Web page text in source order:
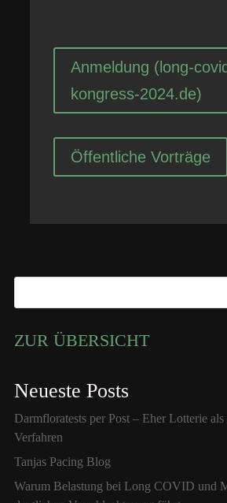
Anmeldung (long-
kongress-2024.de)
Öffentliche Vorträge
ZUR ÜBERSICHT
Neueste Posts
Darmfloratests per Post – Eher Lotterie
Verfahren
Tanjas Pacing Blog
Warum Belastung bei Long COVID und